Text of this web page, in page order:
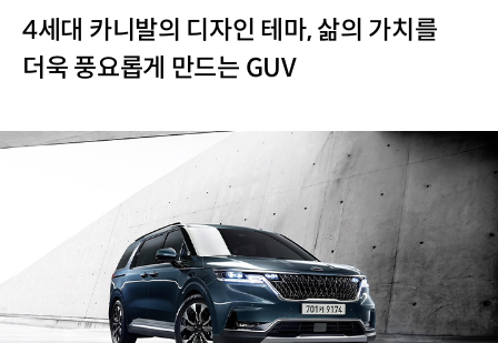
4세대 카니발의 디자인 테마, 삶의 가치를
더욱 풍요롭게 만드는 GUV